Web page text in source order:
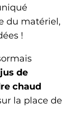
du matériel,
!
de
chaud
la place de